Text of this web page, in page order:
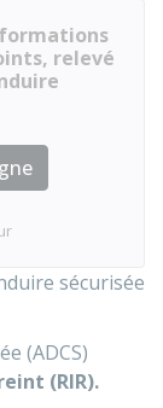
relevé
sécurisée
(ADCS)
(RIR).